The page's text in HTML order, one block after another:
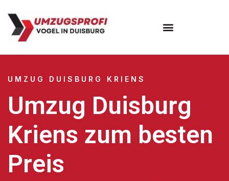
UMZUG DUISBURG KRIENS
Umzug Duisburg
Kriens zum besten
Preis